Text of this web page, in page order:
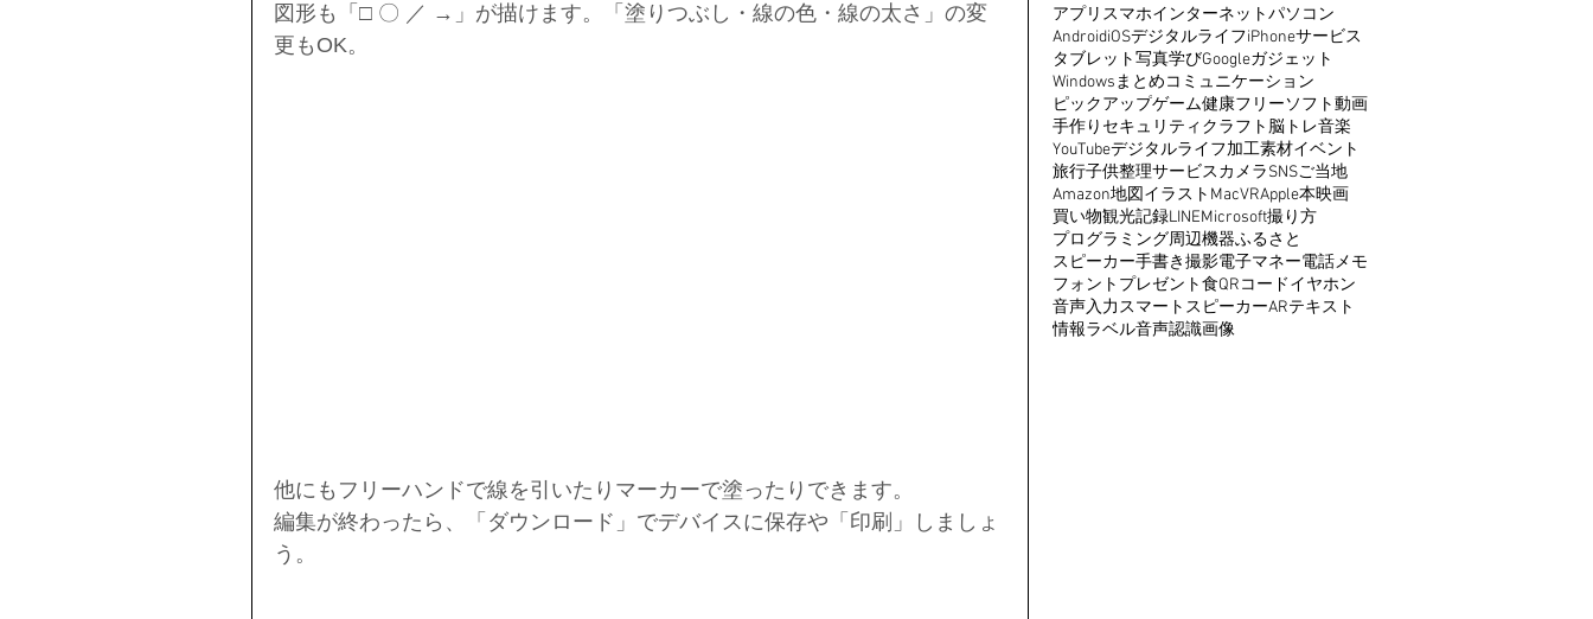
図形も「□ 〇 ／ →」が描けます。「塗りつぶし・線の色・線の太さ」の変
更もOK。
他にもフリーハンドで線を引いたりマーカーで塗ったりできます。
編集が終わったら、「ダウンロード」でデバイスに保存や「印刷」しましょ
う。
アプリ スマホインターネットパソコン
AndroidiOSデジタルライフiPhoneサービス
タブレット写真学びGoogleガジェット
Windowsまとめコミュニケーション
ピックアップゲーム健康フリーソフト動画
手作り セキュリティ クラフト脳トレ音楽
YouTubeデジタルライフ加工素材イベント
旅行子供整理サービスカメラSNSご当地
Amazon地図イラスト MacVRApple本映画
買い物観光記録LINEMicrosoft撮り方
プログラミング周辺機器ふるさと
スピーカー手書き撮影電子マネー電話メモ
フォント プレゼント食QRコードイヤホン
音声入力スマートスピーカーARテキスト
情報ラベル音声認識画像